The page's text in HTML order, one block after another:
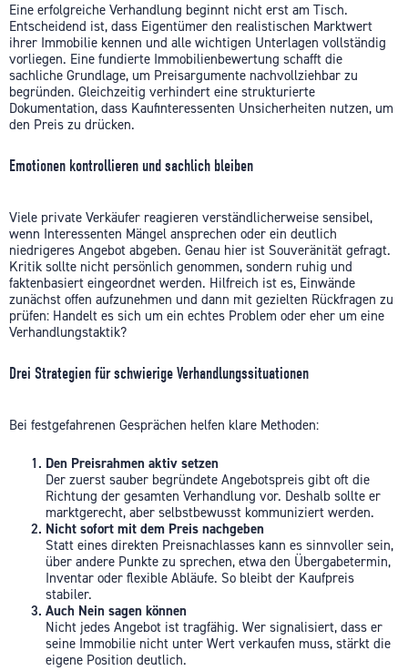
Eine erfolgreiche Verhandlung beginnt nicht erst am Tisch.
Entscheidend ist, dass Eigentümer den realistischen Marktwert
ihrer Immobilie kennen und alle wichtigen Unterlagen vollständig
vorliegen. Eine fundierte Immobilienbewertung schafft die
sachliche Grundlage, um Preisargumente nachvollziehbar zu
begründen. Gleichzeitig verhindert eine strukturierte
Dokumentation, dass Kaufinteressenten Unsicherheiten nutzen, um
den Preis zu drücken.
Emotionen kontrollieren und sachlich bleiben
Viele private Verkäufer reagieren verständlicherweise sensibel,
wenn Interessenten Mängel ansprechen oder ein deutlich
niedrigeres Angebot abgeben. Genau hier ist Souveränität gefragt.
Kritik sollte nicht persönlich genommen, sondern ruhig und
faktenbasiert eingeordnet werden. Hilfreich ist es, Einwände
zunächst offen aufzunehmen und dann mit gezielten Rückfragen zu
prüfen: Handelt es sich um ein echtes Problem oder eher um eine
Verhandlungstaktik?
Drei Strategien für schwierige Verhandlungssituationen
Bei festgefahrenen Gesprächen helfen klare Methoden:
Den Preisrahmen aktiv setzen
Der zuerst sauber begründete Angebotspreis gibt oft die
Richtung der gesamten Verhandlung vor. Deshalb sollte er
marktgerecht, aber selbstbewusst kommuniziert werden.
Nicht sofort mit dem Preis nachgeben
Statt eines direkten Preisnachlasses kann es sinnvoller sein,
über andere Punkte zu sprechen, etwa den Übergabetermin,
Inventar oder flexible Abläufe. So bleibt der Kaufpreis
stabiler.
Auch Nein sagen können
Nicht jedes Angebot ist tragfähig. Wer signalisiert, dass er
seine Immobilie nicht unter Wert verkaufen muss, stärkt die
eigene Position deutlich.